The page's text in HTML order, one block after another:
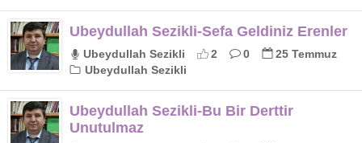
Ubeydullah Sezikli-Sefa Geldiniz Erenler
Ubeydullah Sezikli 2 0
25 Temmuz
Ubeydullah Sezikli
Ubeydullah Sezikli-Bu Bir Derttir
Unutulmaz